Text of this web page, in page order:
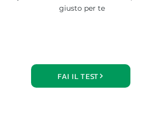
giusto per te
FAI IL TEST